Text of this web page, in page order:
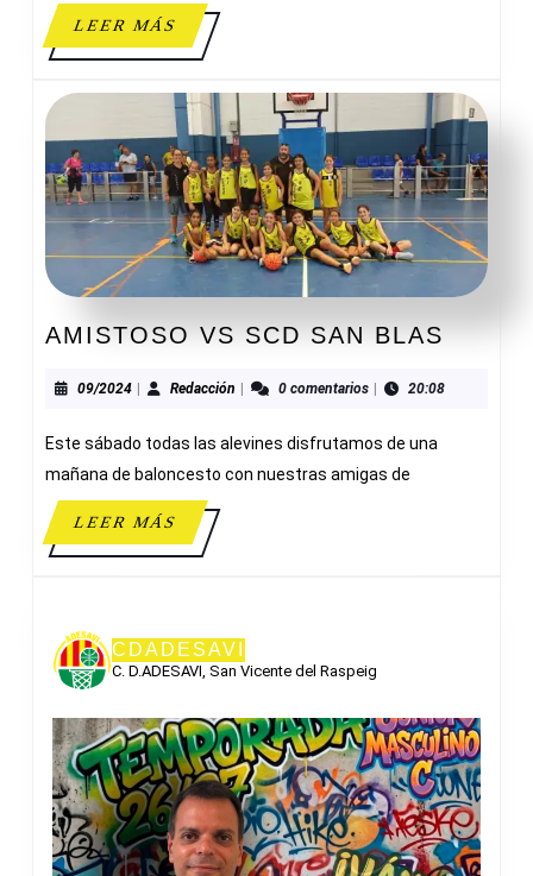
LEER MÁSLEER
MÁS
AMISTOSO VS SCD SAN BLAS
SCD
09/202409/2024Redacción Redacción0 comentarios 20:08
Este sábado todas las alevines disfrutamos de una
mañana de baloncesto con nuestras amigas de
LEER MÁSLEER
MÁS
CDADESAVI
C. D.ADESAVI, San Vicente del Raspeig